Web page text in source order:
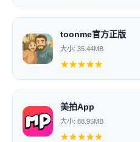
toonme官方正版
大小: 35.44MB
★★★★★
美拍App
大小: 88.95MB
★★★★★